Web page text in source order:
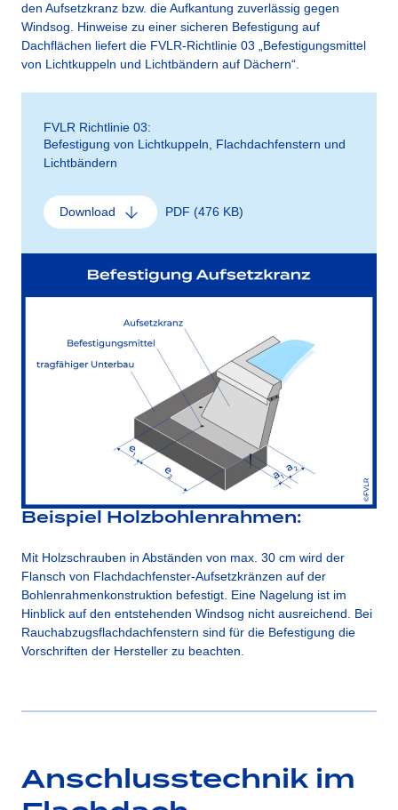
den Aufsetzkranz bzw. die Aufkantung zuverlässig gegen
Windsog. Hinweise zu einer sicheren Befestigung auf
Dachflächen liefert die FVLR-Richtlinie 03 „Befestigungsmittel
von Lichtkuppeln und Lichtbändern auf Dächern“.
FVLR Richtlinie 03:
Befestigung von Lichtkuppeln, Flachdachfenstern und
Lichtbändern
Download PDF (476 KB)
Beispiel Holzbohlenrahmen:
Mit Holzschrauben in Abständen von max. 30 cm wird der
Flansch von Flachdachfenster-Aufsetzkränzen auf der
Bohlenrahmenkonstruktion befestigt. Eine Nagelung ist im
Hinblick auf den entstehenden Windsog nicht ausreichend. Bei
Rauchabzugsflachdachfenstern sind für die Befestigung die
Vorschriften der Hersteller zu beachten.
Anschlusstechnik im